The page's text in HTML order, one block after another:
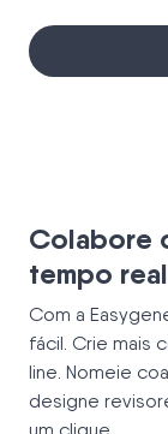
Colabore
tempo real
Com a
fácil. Crie mais
line. Nomeie
designe